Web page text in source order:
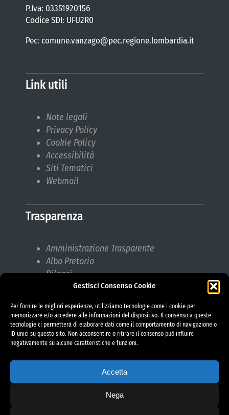
Gestisci Consenso Cookie
Per fornire le migliori esperienze, utilizziamo tecnologie come i cookie per
memorizzare e/o accedere alle informazioni del dispositivo. Il consenso a queste
tecnologie ci permetterà di elaborare dati come il comportamento di navigazione o
ID unici su questo sito. Non acconsentire o ritirare il consenso può influire
negativamente su alcune caratteristiche e funzioni.
Accetta
Nega
P.Iva: 03351920156
Codice SDI: UFU2R0
Pec: comune.vanzago@pec.regione.lombardia.it
Link utili
Note legali
Privacy Policy
Cookie Policy
Accessibilità
Siti Tematici
Webmail
Trasparenza
Amministrazione Trasparente
Albo Pretorio
Bilanci
Bandi di gara
Responsabile protezione dati (RPD)